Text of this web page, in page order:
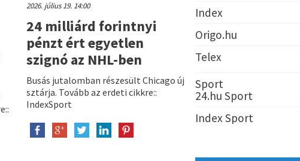
2026. július 19. 14:00
24 milliárd forintnyi
pénzt ért egyetlen
szignó az NHL-ben
Busás jutalomban részesült Chicago új
sztárja. Tovább az erdeti cikkre::
IndexSport
Index
Origo.hu
Telex
Sport
24.hu Sport
Index Sport